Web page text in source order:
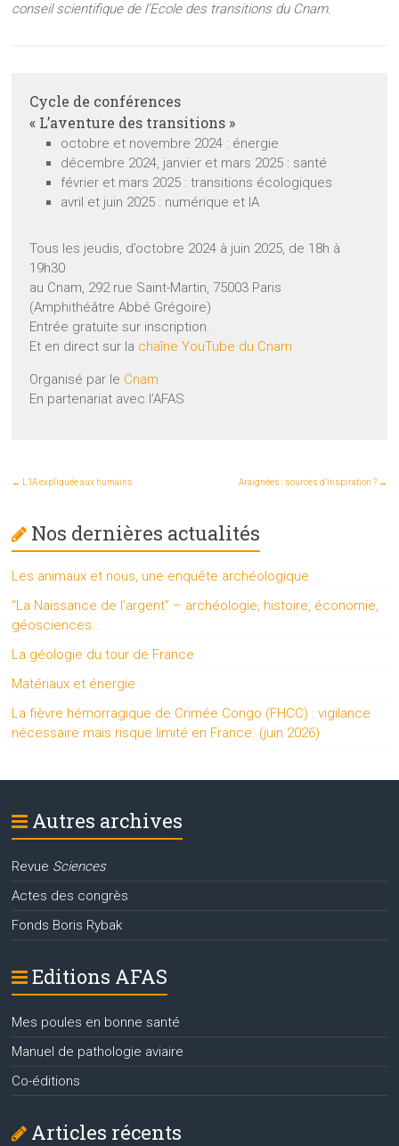
conseil scientifique de l’Ecole des transitions du Cnam.
Cycle de conférences
« L’aventure des transitions »
octobre et novembre 2024 : énergie
décembre 2024, janvier et mars 2025 : santé
février et mars 2025 : transitions écologiques
avril et juin 2025 : numérique et IA
Tous les jeudis, d’octobre 2024 à juin 2025, de 18h à
19h30
au Cnam, 292 rue Saint-Martin, 75003 Paris
(Amphithéâtre Abbé Grégoire)
Entrée gratuite sur inscription.
Et en direct sur la chaîne YouTube du Cnam
Organisé par le Cnam
En partenariat avec l’AFAS
← L’IA expliquée aux humains Araignées : sources d’inspiration ? →
Nos dernières actualités
Les animaux et nous, une enquête archéologique
“La Naissance de l’argent” – archéologie, histoire, économie,
géosciences…
La géologie du tour de France
Matériaux et énergie
La fièvre hémorragique de Crimée Congo (FHCC) : vigilance
nécessaire mais risque limité en France. (juin 2026)
Autres archives
Revue Sciences
Actes des congrès
Fonds Boris Rybak
Editions AFAS
Mes poules en bonne santé
Manuel de pathologie aviaire
Co-éditions
Articles récents